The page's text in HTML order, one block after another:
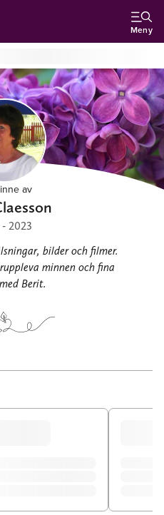
Meny
av
- 2023
bilder och filmer.
minnen och fina
Berit.